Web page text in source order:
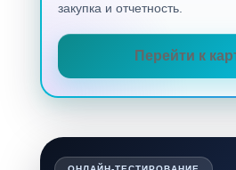
закупка и отчетность.
Перейти к